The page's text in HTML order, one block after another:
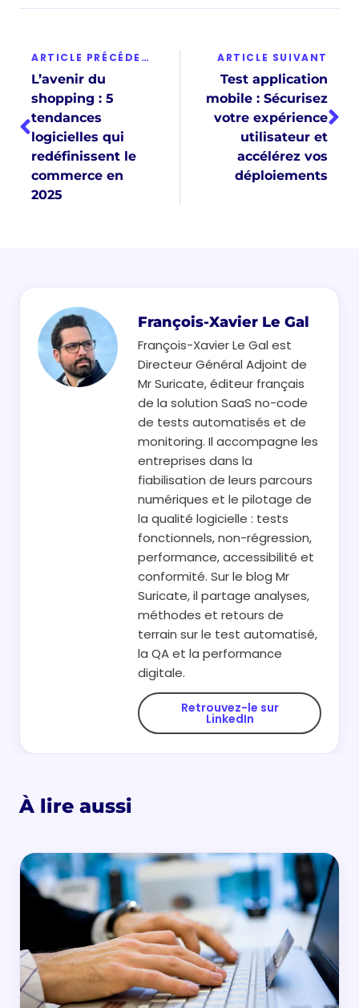
ARTICLE PRÉCÉDENT
L’avenir du
shopping : 5
tendances
logicielles qui
redéfinissent le
commerce en
2025
ARTICLE SUIVANT
Test application
mobile : Sécurisez
votre expérience
utilisateur et
accélérez vos
déploiements
François-Xavier Le Gal
François-Xavier Le Gal est
Directeur Général Adjoint de
Mr Suricate, éditeur français
de la solution SaaS no-code
de tests automatisés et de
monitoring. Il accompagne les
entreprises dans la
fiabilisation de leurs parcours
numériques et le pilotage de
la qualité logicielle : tests
fonctionnels, non-régression,
performance, accessibilité et
conformité. Sur le blog Mr
Suricate, il partage analyses,
méthodes et retours de
terrain sur le test automatisé,
la QA et la performance
digitale.
Retrouvez-le sur
LinkedIn
À lire aussi